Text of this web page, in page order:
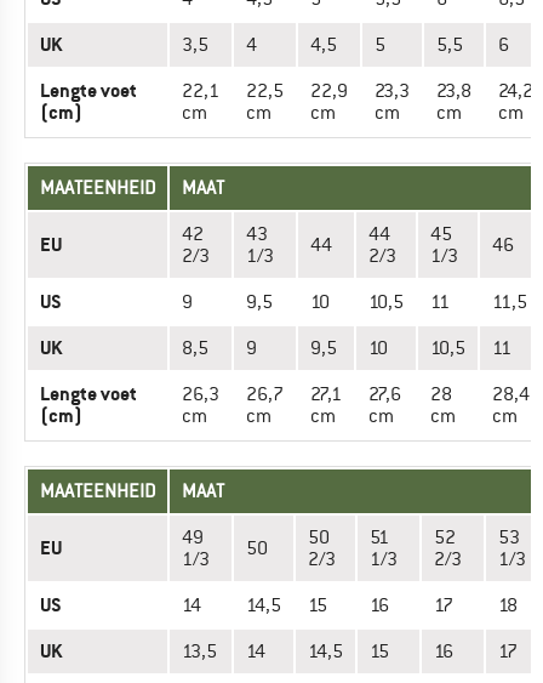
UK 3,5 4 4,5 5 5,5 6
Lengte voet
(cm)
22,1
cm
22,5
cm
22,9
cm
23,3
cm
23,8
cm
24,2
cm
MAATEENHEID MAAT
EU
42
2/3
43
1/3
44
44
2/3
45
1/3
46
US 9 9,5 10 10,5 11 11,5
UK 8,5 9 9,5 10 10,5 11
Lengte voet
(cm)
26,3
cm
26,7
cm
27,1
cm
27,6
cm
28
cm
28,4
cm
MAATEENHEID MAAT
EU
49
1/3
50
50
2/3
51
1/3
52
2/3
53
1/3
US 14 14,5 15 16 17 18
UK 13,5 14 14,5 15 16 17